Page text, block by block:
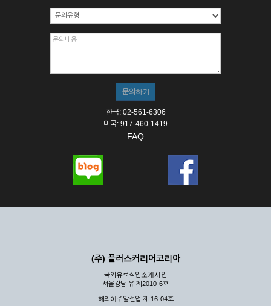
한국: 02-561-6306
미국: 917-460-1419
FAQ
(주) 플러스커리어코리아
국외유료직업소개사업
서울강남 유 제2010-6호
해외이주알선업 제 16-04호